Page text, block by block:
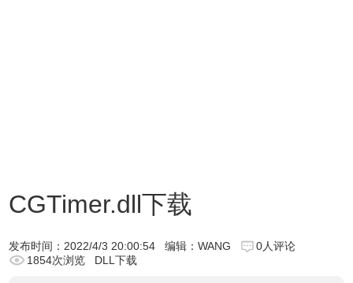
CGTimer.dll下载
发布时间： 2022/4/3 20:00:54 编辑：WANG
0人评论
1854次浏览
DLL下载